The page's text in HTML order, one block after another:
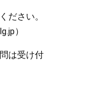
さい。
）
は受け付